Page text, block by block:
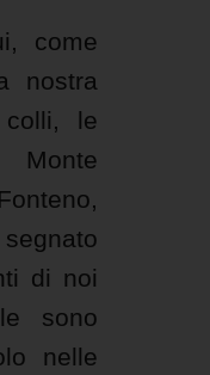
come
nostra
le
di noi
sono
nelle